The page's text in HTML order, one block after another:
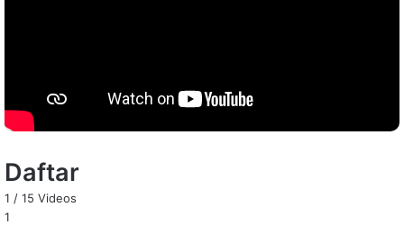
Daftar
1 / 15 Videos
1